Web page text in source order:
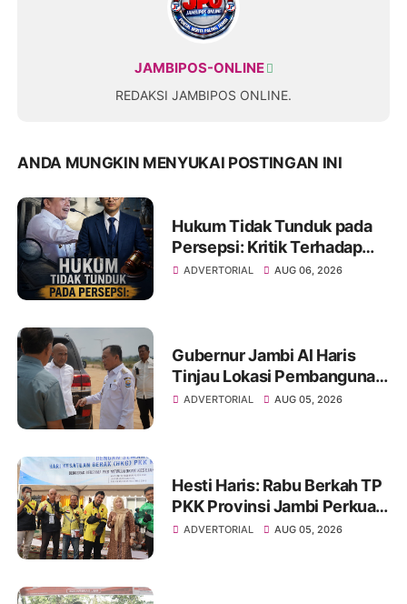
JAMBIPOS-ONLINE
REDAKSI JAMBIPOS ONLINE.
ANDA MUNGKIN MENYUKAI POSTINGAN INI
Hukum Tidak Tunduk pada
Persepsi: Kritik Terhadap
Monopoli Kebenaran oleh
ADVERTORIAL AUG 06, 2026
Gubernur Jambi Al Haris
Tinjau Lokasi Pembangunan
Sekolah Rakyat dan Lokasi
ADVERTORIAL AUG 05, 2026
Hesti Haris: Rabu Berkah TP
PKK Provinsi Jambi Perkuat
Literasi Keuangan dan
ADVERTORIAL AUG 05, 2026